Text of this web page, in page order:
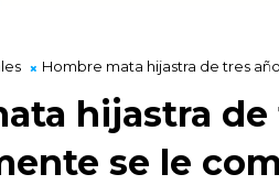
Hombre mata hijastra de tres
hijastra
se le